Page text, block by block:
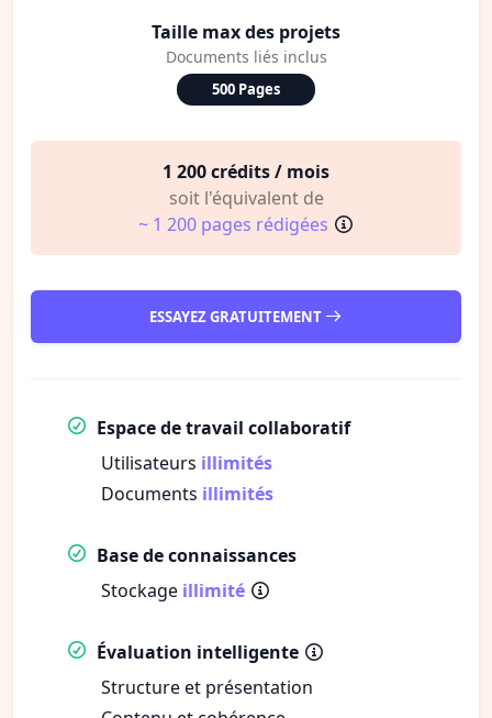
Taille max des projets
Documents liés inclus
500 Pages
1 200 crédits / mois
soit l'équivalent de
~ 1 200 pages rédigées
ESSAYEZ GRATUITEMENT
Espace de travail collaboratif
Utilisateurs illimités
Documents illimités
Base de connaissances
Stockage illimité
Évaluation intelligente
Structure et présentation